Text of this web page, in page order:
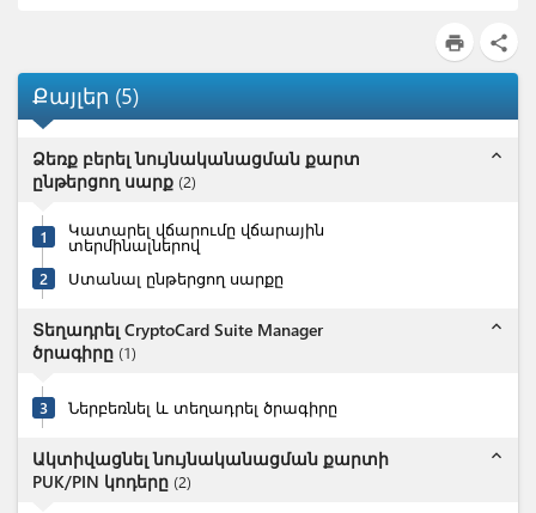
print share
Քայլեր (5)
Ձեռք բերել նույնականացման քարտ
ընթերցող սարք (2)
expand_less
1 Կատարել վճարումը վճարային
տերմինալներով
2
Ստանալ ընթերցող սարքը
Տեղադրել CryptoCard Suite Manager
ծրագիրը (1)
expand_less
3 Ներբեռնել և տեղադրել ծրագիրը
Ակտիվացնել նույնականացման քարտի
PUK/PIN կոդերը (2)
expand_less